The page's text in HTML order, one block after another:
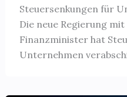
Steuersenkungen für
Die neue Regierung mit
Finanzminister hat
Unternehmen